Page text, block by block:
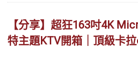
【分享】超狂163吋4K
特主題KTV開箱｜頂級卡